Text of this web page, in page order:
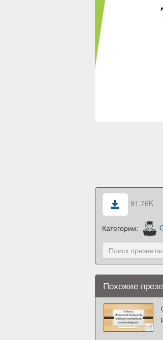
91.76K
Категории:
Похожие